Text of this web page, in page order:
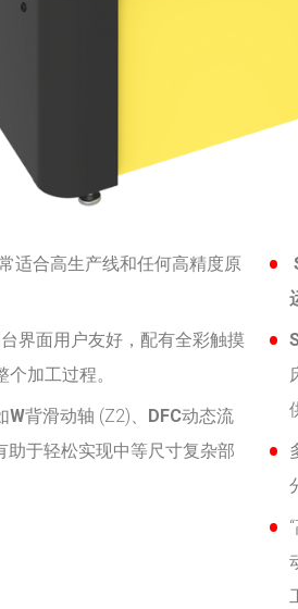
适合高生产线和任何高精度原
界面用户友好，配有全彩触摸
加工过程。
W背滑动轴 (Z2)、 DFC动态流
助于轻松实现中等尺寸复杂部